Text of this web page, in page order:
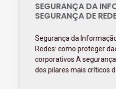
SEGURANÇA DA
SEGURANÇA DE
Segurança da
Redes: como proteger
corporativos A
dos pilares mais críticos